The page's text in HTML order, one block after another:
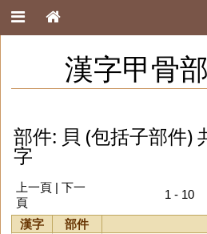
漢字甲骨
部件: 貝 (包括子部件)
字
上一頁 | 下一
頁
1 - 10
漢字 部件